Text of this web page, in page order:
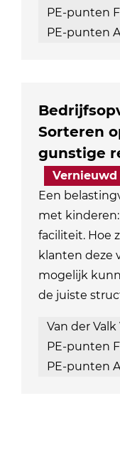
PE-punten
PE-punten
Sorteren
gunstige
Vernieuwd
Een
met
faciliteit. Hoe
klanten deze
mogelijk
de juiste
Van der
PE-punten
PE-punten